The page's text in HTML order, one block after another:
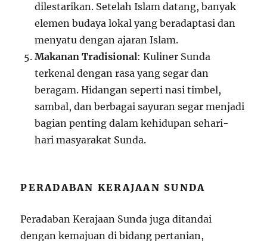
dilestarikan. Setelah Islam datang, banyak
elemen budaya lokal yang beradaptasi dan
menyatu dengan ajaran Islam.
Makanan Tradisional: Kuliner Sunda
terkenal dengan rasa yang segar dan
beragam. Hidangan seperti nasi timbel,
sambal, dan berbagai sayuran segar menjadi
bagian penting dalam kehidupan sehari-
hari masyarakat Sunda.
PERADABAN KERAJAAN SUNDA
Peradaban Kerajaan Sunda juga ditandai
dengan kemajuan di bidang pertanian,